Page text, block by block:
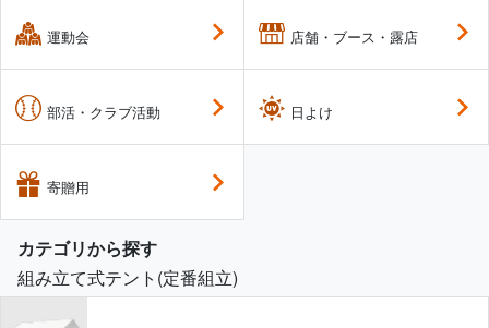
運動会
部活・クラブ活動
寄贈用
店舗・ブース・露店
日よけ
カテゴリから探す
組み立て式テント(定番組立)